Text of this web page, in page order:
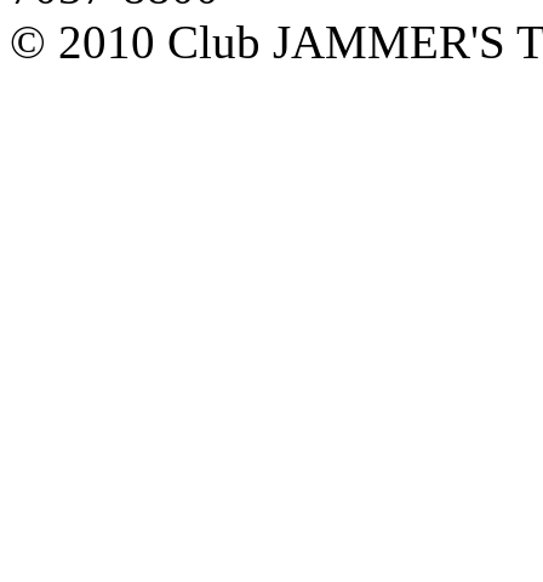
© 2010 Club JAMMER'S